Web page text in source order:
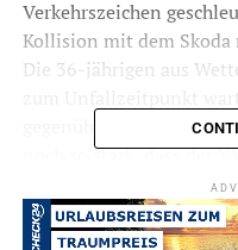
Verkehrszeichen
Kollision mit dem Skoda
Die 36-jährigen aus
gegenüberliegenden
noch so stark, dass der
Verkehrszeichen prallte.
Wetteranerin wurden